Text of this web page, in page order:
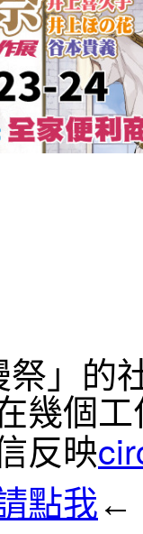
祭」的
幾個
反映
點我 ←